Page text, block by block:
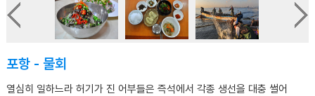
포항 - 물회
열심히 일하느라 허기가 진 어부들은 즉석에서 각종 생선을 대충 썰어